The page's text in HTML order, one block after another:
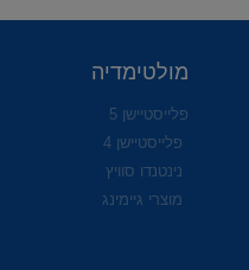
מולטימדיה
פלייסטיישן 5
פלייסטיישן 4
נינטנדו סוויץ
מוצרי גיימינג